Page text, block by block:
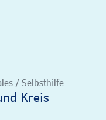
/ Selbsthilfe
Kreis